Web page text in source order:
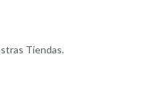
Tiendas.